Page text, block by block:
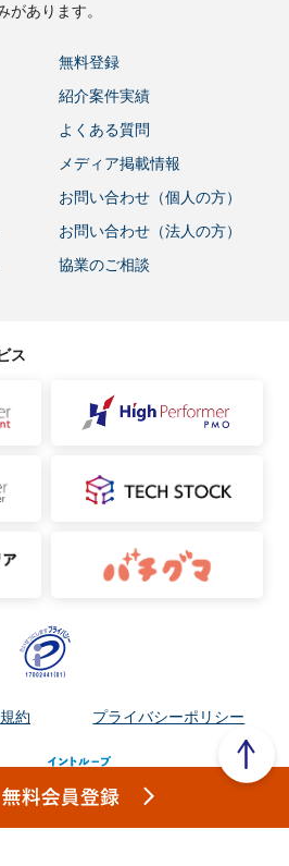
があります。
無料登録
紹介案件実績
よくある質問
メディア掲載情報
お問い合わせ（個人の方）
お問い合わせ（法人の方）
協業のご相談
ス
約 プライバシーポリシー